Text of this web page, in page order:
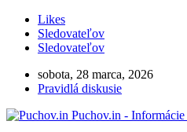
Likes
Sledovateľov
Sledovateľov
sobota, 28 marca, 2026
Pravidlá diskusie
Puchov.in -